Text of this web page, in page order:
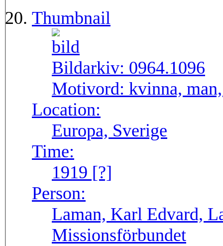
Thumbnail
Bildarkiv: 0964.1096
Motivord: kvinna,
Location:
Europa, Sverige
Time:
1919 [?]
Person:
Laman, Karl Edvard,
Missionsförbundet